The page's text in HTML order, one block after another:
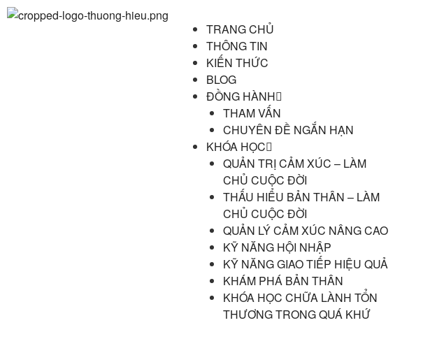
TRANG CHỦ
THÔNG TIN
KIẾN THỨC
BLOG
ĐỒNG HÀNH
THAM VẤN
CHUYÊN ĐỀ NGẮN HẠN
KHÓA HỌC
QUẢN TRỊ CẢM XÚC – LÀM
CHỦ CUỘC ĐỜI
THẤU HIỂU BẢN THÂN – LÀM
CHỦ CUỘC ĐỜI
QUẢN LÝ CẢM XÚC NÂNG CAO
KỸ NĂNG HỘI NHẬP
KỸ NĂNG GIAO TIẾP HIỆU QUẢ
KHÁM PHÁ BẢN THÂN
KHÓA HỌC CHỮA LÀNH TỔN
THƯƠNG TRONG QUÁ KHỨ